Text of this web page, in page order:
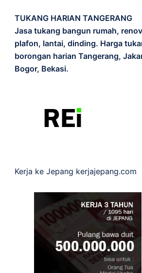
TUKANG HARIAN TANGERANG
Jasa tukang bangun rumah,
plafon, lantai, dinding. Harga
borongan harian Tangerang,
Bogor, Bekasi.
Kerja ke Jepang kerjajepang.com